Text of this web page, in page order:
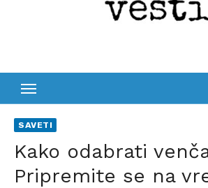
SAVETI
Kako odabrati
Pripremite se na